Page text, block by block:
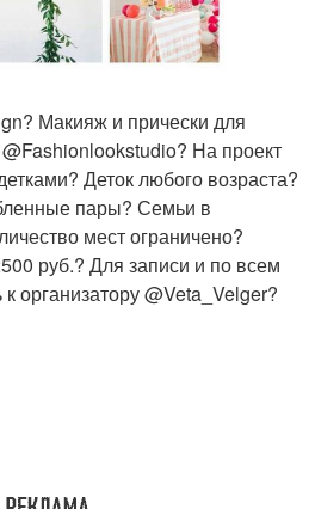
Макияж и прически для
На проект
Деток любого возраста?
пары? Семьи в
мест ограничено?
руб.? Для записи и по всем
организатору @Veta_Velger?